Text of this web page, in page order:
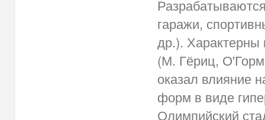
гаражи,
др.). Характерны
(М. Гёриц,
оказал влияние
форм в виде
Олимпийский